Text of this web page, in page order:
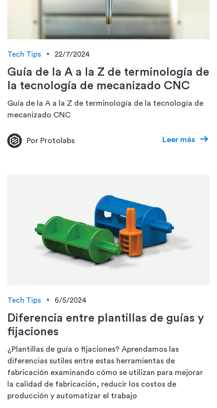
Tech Tips 22/7/2024
Guía de la A a la Z de terminología de
la tecnología de mecanizado CNC
Guía de la A a la Z de terminología de la tecnología de
mecanizado CNC
Por Protolabs Leer más
Tech Tips 6/5/2024
Diferencia entre plantillas de guías y
fijaciones
¿Plantillas de guía o fijaciones? Aprendamos las
diferencias sutiles entre estas herramientas de
fabricación examinando cómo se utilizan para mejorar
la calidad de fabricación, reducir los costos de
producción y automatizar el trabajo